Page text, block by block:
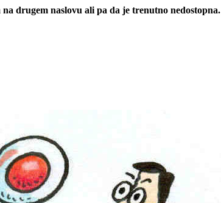
drugem naslovu ali pa da je trenutno nedostopna.